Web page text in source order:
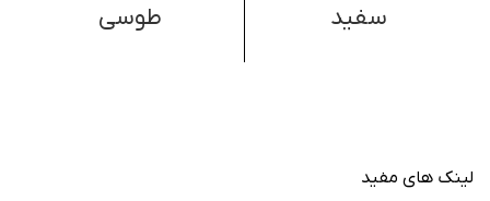
سفید
طوسی
لینک های مفید